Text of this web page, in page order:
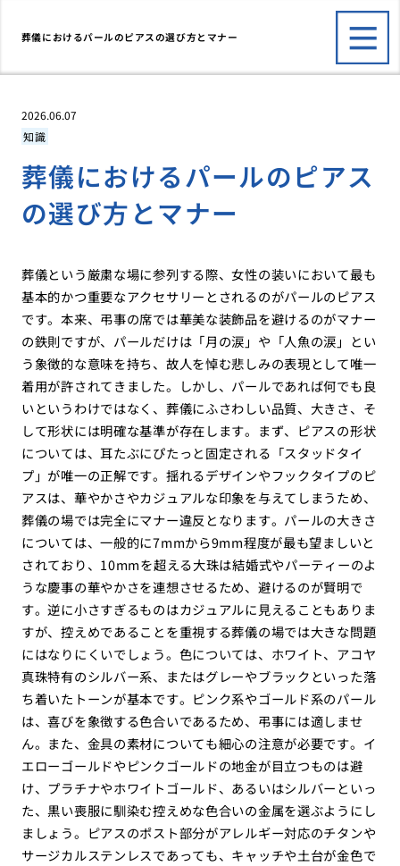
葬儀におけるパールのピアスの選び方とマナー
2026.06.07
知識
葬儀におけるパールのピアス
の選び方とマナー
葬儀という厳粛な場に参列する際、女性の装いにおいて最も
基本的かつ重要なアクセサリーとされるのがパールのピアス
です。本来、弔事の席では華美な装飾品を避けるのがマナー
の鉄則ですが、パールだけは「月の涙」や「人魚の涙」とい
う象徴的な意味を持ち、故人を悼む悲しみの表現として唯一
着用が許されてきました。しかし、パールであれば何でも良
いというわけではなく、葬儀にふさわしい品質、大きさ、そ
して形状には明確な基準が存在します。まず、ピアスの形状
については、耳たぶにぴたっと固定される「スタッドタイ
プ」が唯一の正解です。揺れるデザインやフックタイプのピ
アスは、華やかさやカジュアルな印象を与えてしまうため、
葬儀の場では完全にマナー違反となります。パールの大きさ
については、一般的に7mmから9mm程度が最も望ましいと
されており、10mmを超える大珠は結婚式やパーティーのよ
うな慶事の華やかさを連想させるため、避けるのが賢明で
す。逆に小さすぎるものはカジュアルに見えることもありま
すが、控えめであることを重視する葬儀の場では大きな問題
にはなりにくいでしょう。色については、ホワイト、アコヤ
真珠特有のシルバー系、またはグレーやブラックといった落
ち着いたトーンが基本です。ピンク系やゴールド系のパール
は、喜びを象徴する色合いであるため、弔事には適しませ
ん。また、金具の素材についても細心の注意が必要です。イ
エローゴールドやピンクゴールドの地金が目立つものは避
け、プラチナやホワイトゴールド、あるいはシルバーといっ
た、黒い喪服に馴染む控えめな色合いの金属を選ぶようにし
ましょう。ピアスのポスト部分がアレルギー対応のチタンや
サージカルステンレスであっても、キャッチや土台が金色で